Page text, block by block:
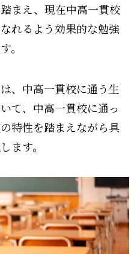
まえ、現在中高一貫校
れるよう効果的な勉強
。
、中高一貫校に通う生
て、中高一貫校に通っ
特性を踏まえながら具
ます。